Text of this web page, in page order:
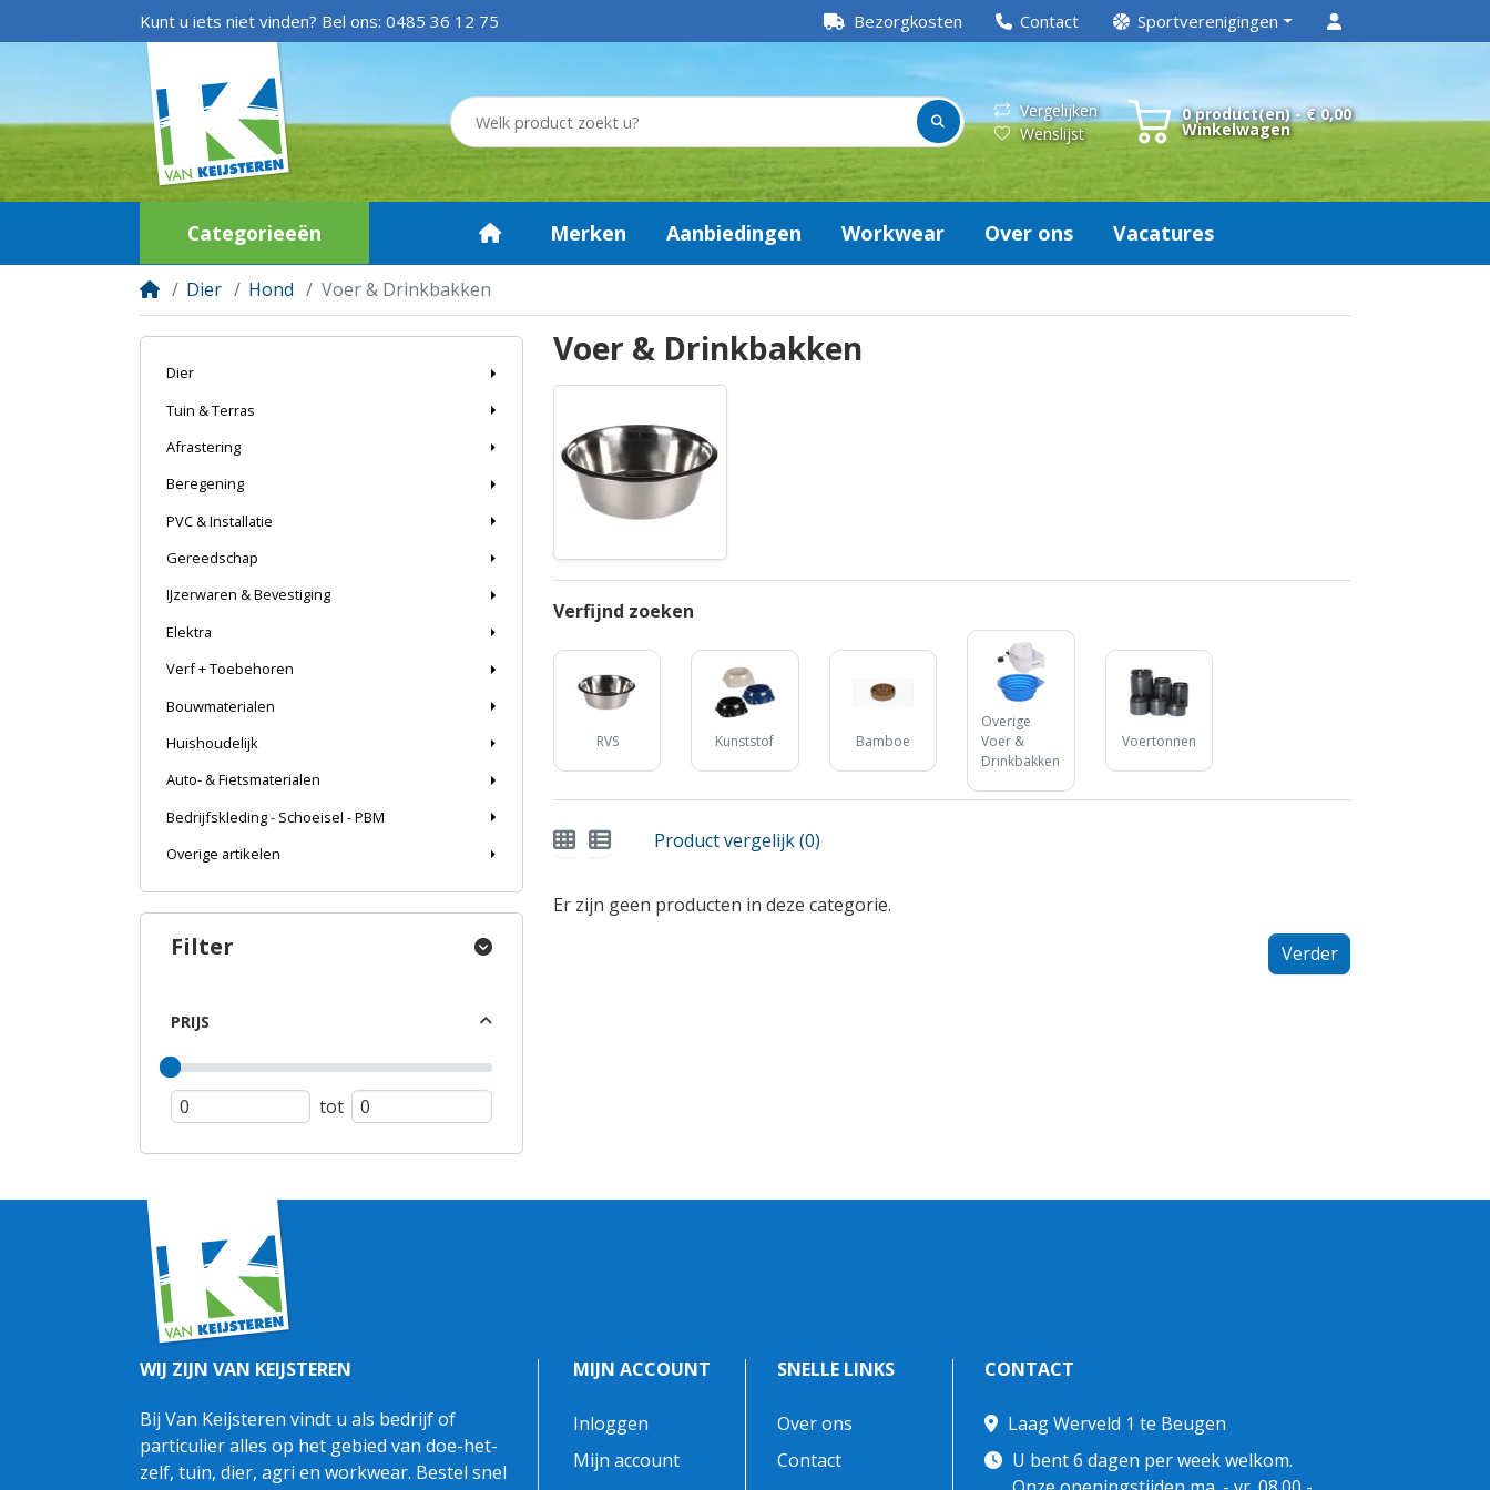
Kunt u iets niet vinden? Bel ons: 0485 36 12 75 Bezorgkosten Contact Sportverenigingen
Vergelijken
Wenslijst
Winkelwagen
0 product(en) - € 0,00
Categorieeën Merken Aanbiedingen Workwear Over ons Vacatures
Dier Hond Voer & Drinkbakken
Dier
Tuin & Terras
Afrastering
Beregening
PVC & Installatie
Gereedschap
IJzerwaren & Bevestiging
Elektra
Verf + Toebehoren
Bouwmaterialen
Huishoudelijk
Auto- & Fietsmaterialen
Bedrijfskleding - Schoeisel - PBM
Overige artikelen
Filter
PRIJS
tot
Voer & Drinkbakken
Verfijnd zoeken
RVS Kunststof Bamboe
Overige
Voer &
Drinkbakken
Voertonnen
Product vergelijk (0)
Er zijn geen producten in deze categorie.
Verder
WIJ ZIJN VAN KEIJSTEREN
Bij Van Keijsteren vindt u als bedrijf of
particulier alles op het gebied van doe-het-
zelf, tuin, dier, agri en workwear. Bestel snel
MIJN ACCOUNT
Inloggen
Mijn account
SNELLE LINKS
Over ons
Contact
CONTACT
Laag Werveld 1 te Beugen
U bent 6 dagen per week welkom.